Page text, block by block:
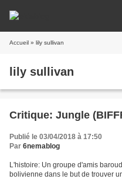
Accueil » lily sullivan
lily sullivan
Critique: Jungle
Publié le 03/04/2018 à 17:50
Par 6nemablog
L'histoire: Un groupe d'amis
bolivienne dans le but de trouver